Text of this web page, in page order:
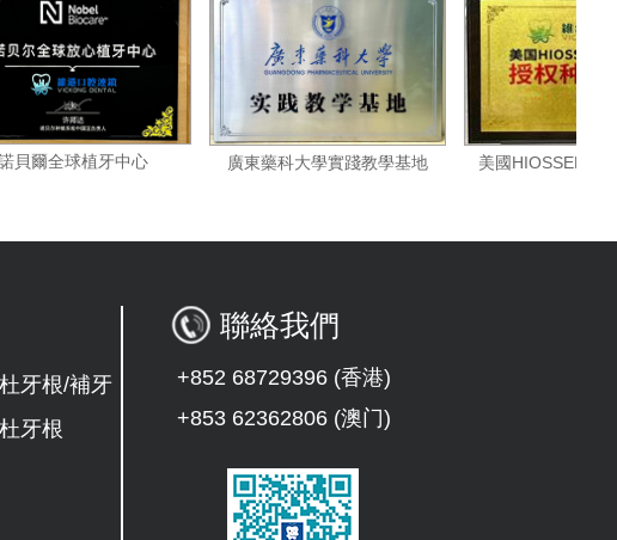
諾貝爾全球植牙中心 廣東藥科大學實踐教學基地 美國
杜牙根/補牙
杜牙根
聯絡我們
+852 68729396 (香港)
+853 62362806 (澳门)